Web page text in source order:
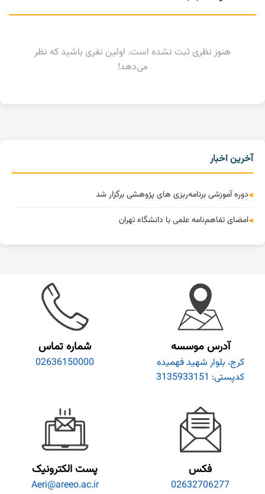
هنوز نظری ثبت نشده است. اولین نفری باشید که نظر
می‌دهد!
آخرین اخبار
دوره آموزشی برنامه‌ریزی های پژوهشی برگزار شد
امضای تفاهم‌نامه علمی با دانشگاه تهران
آدرس موسسه
کرج، بلوار شهید فهمیده
کدپستی: 3135933151
شماره تماس
02636150000
فکس
02632706277
پست الکترونیک
Aeri@areeo.ac.ir